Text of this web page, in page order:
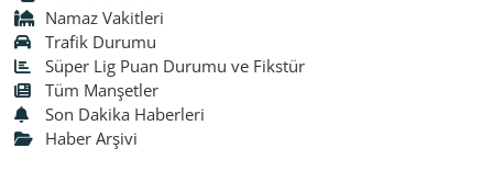
Namaz Vakitleri
Trafik Durumu
Süper Lig Puan Durumu ve Fikstür
Tüm Manşetler
Son Dakika Haberleri
Haber Arşivi